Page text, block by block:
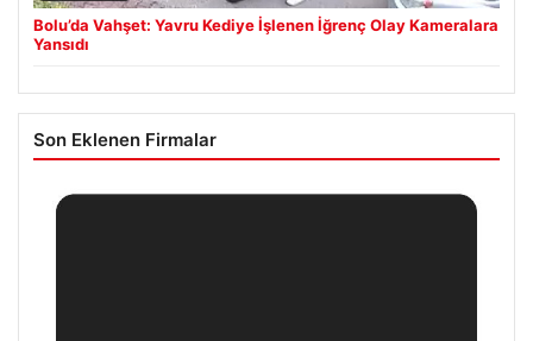
Bolu’da Vahşet: Yavru Kediye İşlenen İğrenç Olay Kameralara
Yansıdı
Son Eklenen Firmalar